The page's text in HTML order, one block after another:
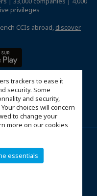
trackers to ease it
security. Some
and security,
choices will concern
to change your
more on our cookies
essentials
privileges
CCIs abroad, discover